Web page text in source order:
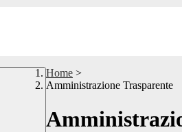
Home >
Amministrazione Trasparente